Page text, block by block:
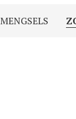
MENGSELS